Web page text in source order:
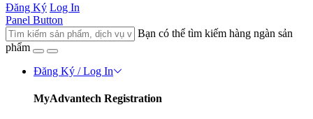
Đăng Ký Log In
Panel Button
Bạn có thể tìm kiếm hàng ngàn sản
phẩm
Đăng Ký / Log In
MyAdvantech Registration